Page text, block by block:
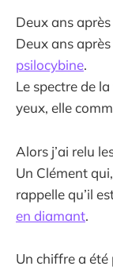
Deux ans
Deux ans après
psilocybine.
Le spectre de
yeux, elle
Alors j’ai relu
Un Clément
rappelle qu’il
en diamant.
Un chiffre a été